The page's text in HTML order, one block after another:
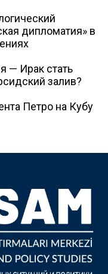
дипломатия» в
— Ирак стать
залив?
Петро на Кубу